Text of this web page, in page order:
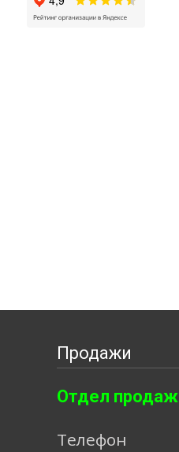
Продажи
Отдел продаж
Телефон